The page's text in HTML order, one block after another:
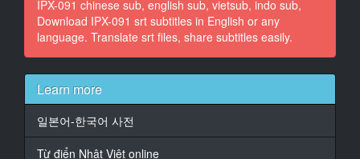
At 00:01:27,119, Character said: 못생긴 나는 소꿉친구
를 좋아한다 말할 용기가 없어서
At 00:01:31,119, Character said: 당신의 주위에 지금
At 00:01:35,624, Character said: 예를 들면 마음을 전
IPX-091 chinese sub, english sub, vietsub, indo sub,
Download IPX-091 srt subtitles in English or any
language. Translate srt files, share subtitles easily.
Learn more
일본어-한국어 사전
Từ điển Nhật Việt online